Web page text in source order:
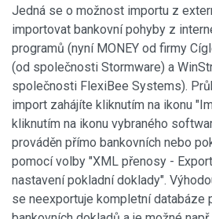
Jedná se o možnost importu z
importovat bankovní pohyby z
programů (nyní MONEY od firmy
(od společnosti Stormware) a
společnosti FlexiBee Systems).
import zahájíte kliknutím na ikonu
kliknutím na ikonu vybraného
prováděn přímo bankovních nebo
pomocí volby "XML přenosy -
nastavení pokladní doklady".
se neexportuje kompletní databáze